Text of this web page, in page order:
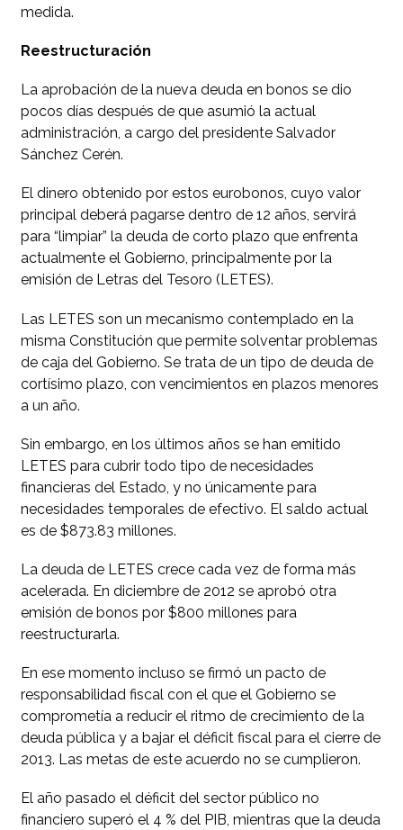
medida.
Reestructuración
La aprobación de la nueva deuda en bonos se dio
pocos días después de que asumió la actual
administración, a cargo del presidente Salvador
Sánchez Cerén.
El dinero obtenido por estos eurobonos, cuyo valor
principal deberá pagarse dentro de 12 años, servirá
para “limpiar” la deuda de corto plazo que enfrenta
actualmente el Gobierno, principalmente por la
emisión de Letras del Tesoro (LETES).
Las LETES son un mecanismo contemplado en la
misma Constitución que permite solventar problemas
de caja del Gobierno. Se trata de un tipo de deuda de
cortísimo plazo, con vencimientos en plazos menores
a un año.
Sin embargo, en los últimos años se han emitido
LETES para cubrir todo tipo de necesidades
financieras del Estado, y no únicamente para
necesidades temporales de efectivo. El saldo actual
es de $873.83 millones.
La deuda de LETES crece cada vez de forma más
acelerada. En diciembre de 2012 se aprobó otra
emisión de bonos por $800 millones para
reestructurarla.
En ese momento incluso se firmó un pacto de
responsabilidad fiscal con el que el Gobierno se
comprometía a reducir el ritmo de crecimiento de la
deuda pública y a bajar el déficit fiscal para el cierre de
2013. Las metas de este acuerdo no se cumplieron.
El año pasado el déficit del sector público no
financiero superó el 4 % del PIB, mientras que la deuda